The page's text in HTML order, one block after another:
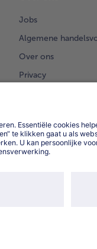
Jobs
Algemene
Over ons
Privacy
Compliance